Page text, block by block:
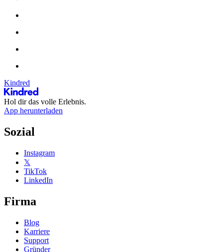
Kindred
Hol dir das volle Erlebnis.
App herunterladen
Sozial
Instagram
𝕏
TikTok
LinkedIn
Firma
Blog
Karriere
Support
Gründer